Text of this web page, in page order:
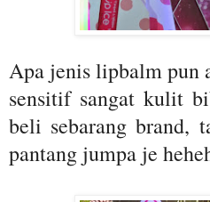
Apa jenis lipbalm pun
sensitif sangat kulit
beli sebarang brand,
pantang jumpa je